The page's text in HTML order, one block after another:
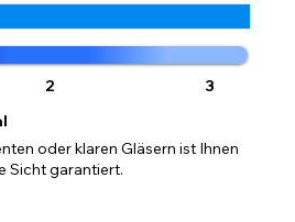
2
3
oder klaren Gläsern ist Ihnen
Sicht garantiert.